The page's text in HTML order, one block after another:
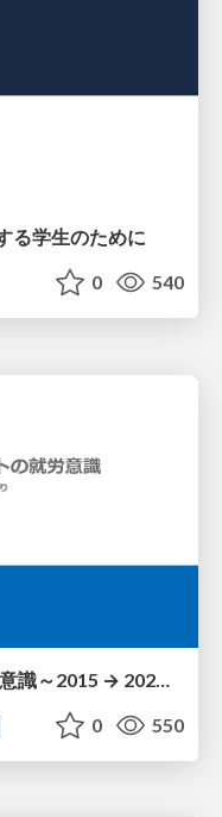
る学生のために
0 540
データサイエンティストの就労意識～2015 → 2026 一般(個人)会員アンケートより
0 550